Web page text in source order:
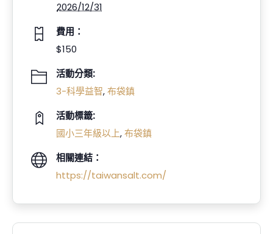
2026/12/31
費用：
$150
活動分類:
3-科學益智,布袋鎮
活動標籤:
國小三年級以上,布袋鎮
相關連結：
https://taiwansalt.com/